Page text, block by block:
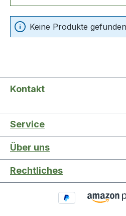
Keine Produkte
Kontakt
Service
Über uns
Rechtliches